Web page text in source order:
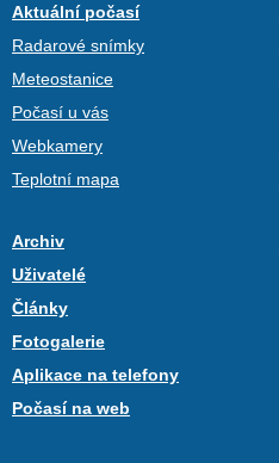
Aktuální počasí
Radarové snímky
Meteostanice
Počasí u vás
Webkamery
Teplotní mapa
Archiv
Uživatelé
Články
Fotogalerie
Aplikace na telefony
Počasí na web